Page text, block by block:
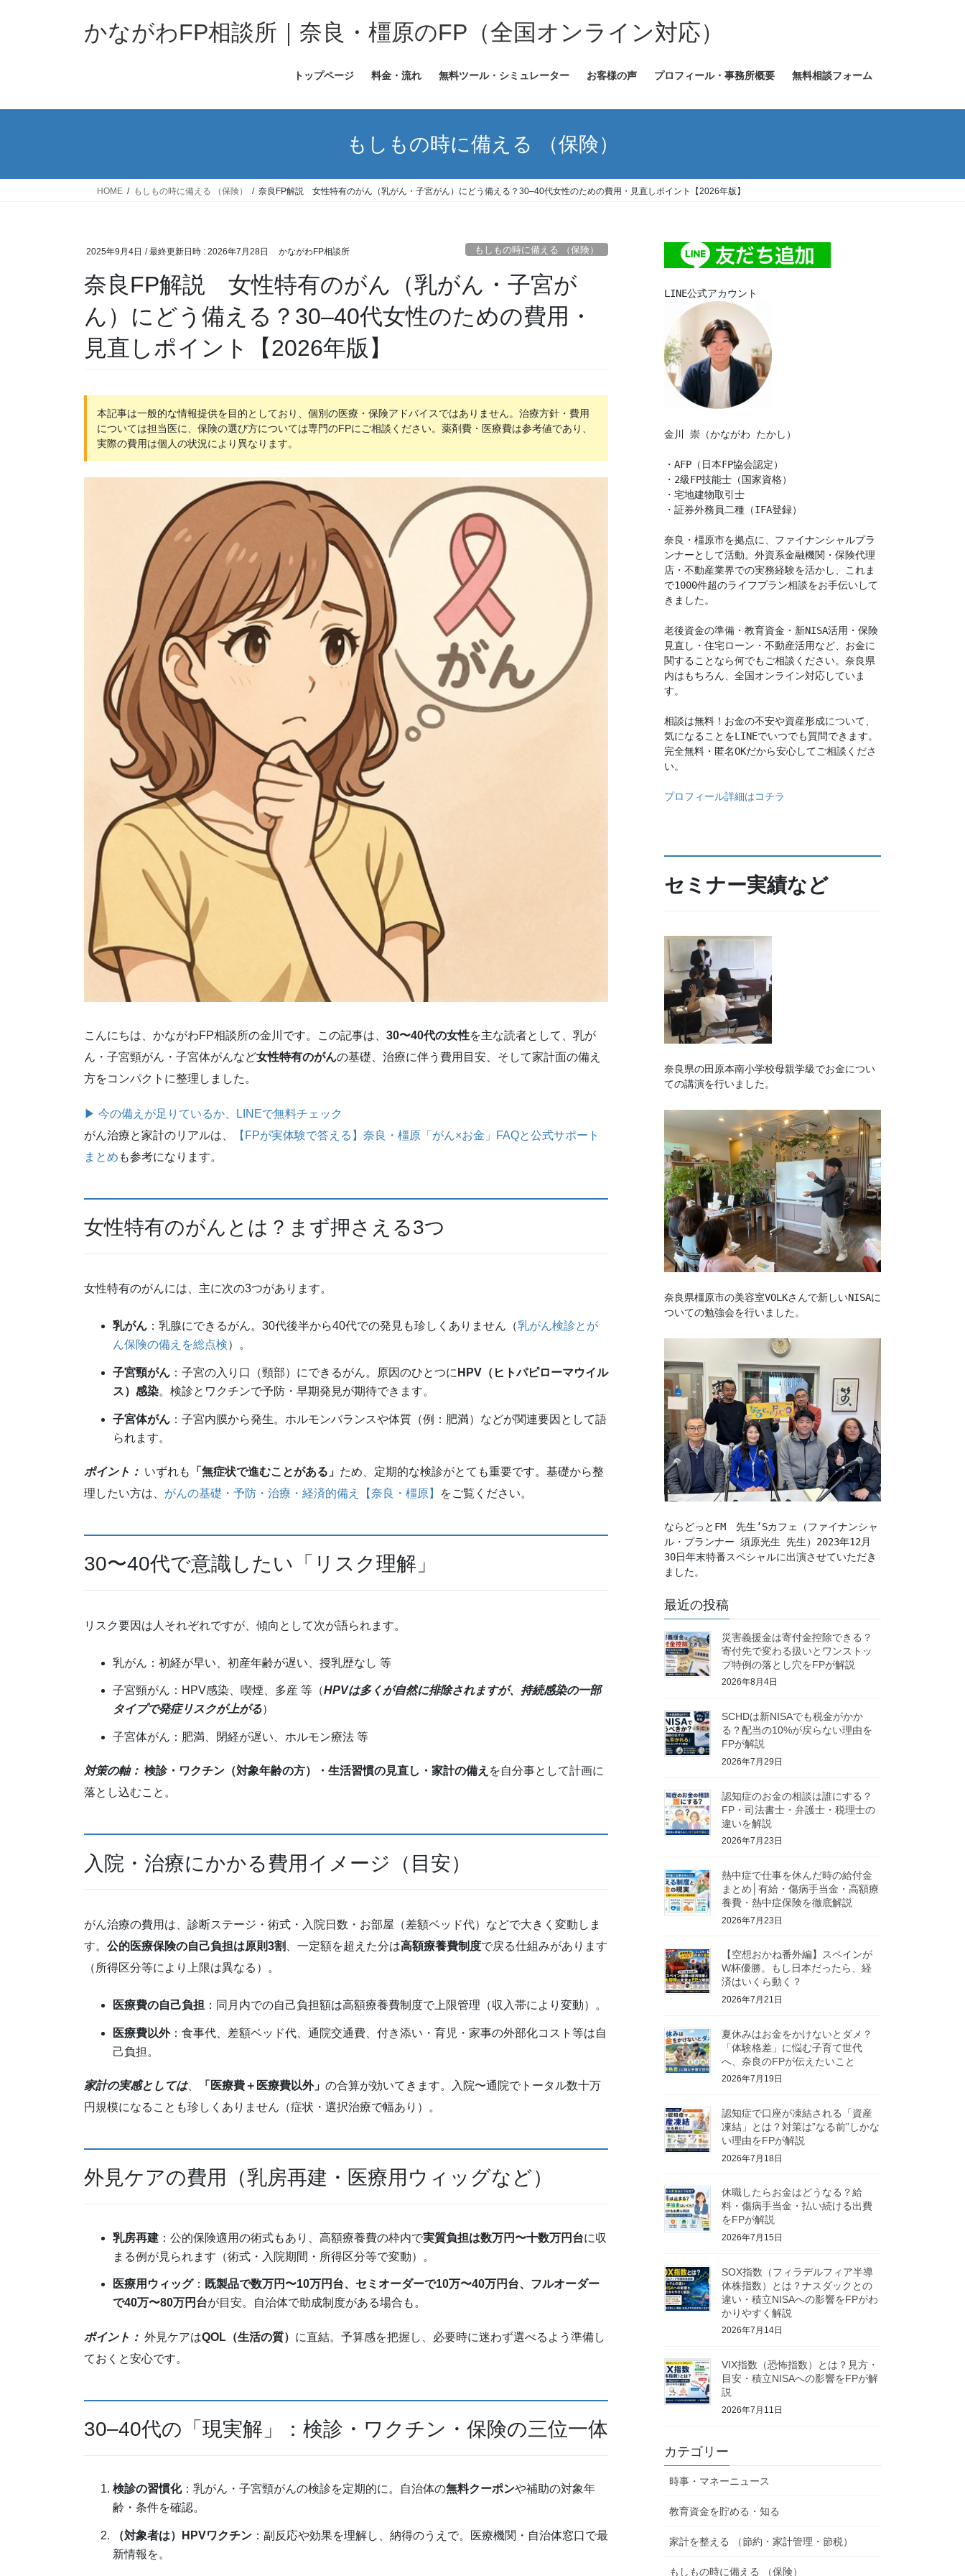
ス
ン
かながわFP相談所｜奈良・橿原のFP（全国オンライン対応）
トップページ 料金・流れ 無料ツール・シミュレーター お客様の声 プロフィール・事務所概要 無料相談フォーム
もしもの時に備える （保険）
HOME もしもの時に備える （保険） 奈良FP解説 女性特有のがん（乳がん・子宮がん）にどう備える？30–40代女性のための費用・見直しポイント【2026年版】
2025年9月4日 / 最終更新日時 : 2026年7月28日 かながわFP相談所 もしもの時に備える （保険）
奈良FP解説 女性特有のがん（乳がん・子宮が
ん）にどう備える？30–40代女性のための費用・
見直しポイント【2026年版】
本記事は一般的な情報提供を目的としており、個別の医療・保険アドバイスではありません。治療方針・費用
については担当医に、保険の選び方については専門のFPにご相談ください。薬剤費・医療費は参考値であり、
実際の費用は個人の状況により異なります。
こんにちは、かながわFP相談所の金川です。この記事は、 30〜40代の女性を主な読者として、乳が
ん・子宮頸がん・子宮体がんなど女性特有のがんの基礎、治療に伴う費用目安、そして家計面の備え
方をコンパクトに整理しました。
▶ 今の備えが足りているか、LINEで無料チェック
がん治療と家計のリアルは、
【FPが実体験で答える】奈良・橿原「がん×お金」FAQと公式サポート
まとめ も参考になります。
女性特有のがんとは？まず押さえる3つ
女性特有のがんには、主に次の3つがあります。
乳がん ：乳腺にできるがん。30代後半から40代での発見も珍しくありません（乳がん検診とが
ん保険の備えを総点検）。
子宮頸がん ：子宮の入り口（頸部）にできるがん。原因のひとつに HPV（ヒトパピローマウイル
ス）感染。検診とワクチンで予防・早期発見が期待できます。
子宮体がん ：子宮内膜から発生。ホルモンバランスや体質（例：肥満）などが関連要因として語
られます。
ポイント： いずれも 「無症状で進むことがある」 ため、定期的な検診がとても重要です。基礎から整
理したい方は、 がんの基礎・予防・治療・経済的備え【奈良・橿原】 をご覧ください。
30〜40代で意識したい「リスク理解」
リスク要因は人それぞれですが、傾向として次が語られます。
乳がん：初経が早い、初産年齢が遅い、授乳歴なし 等
子宮頸がん：HPV感染、喫煙、多産 等（HPVは多くが自然に排除されますが、持続感染の一部
タイプで発症リスクが上がる）
子宮体がん：肥満、閉経が遅い、ホルモン療法 等
対策の軸： 検診・ワクチン（対象年齢の方）・生活習慣の見直し・家計の備え を自分事として計画に
落とし込むこと。
入院・治療にかかる費用イメージ（目安）
がん治療の費用は、診断ステージ・術式・入院日数・お部屋（差額ベッド代）などで大きく変動しま
す。 公的医療保険の自己負担は原則3割 、一定額を超えた分は高額療養費制度で戻る仕組みがあります
（所得区分等により上限は異なる）。
医療費の自己負担 ：同月内での自己負担額は高額療養費制度で上限管理（収入帯により変動）。
医療費以外：食事代、差額ベッド代、通院交通費、付き添い・育児・家事の外部化コスト等は自
己負担。
家計の実感としては、 「医療費＋医療費以外」 の合算が効いてきます。入院〜通院でトータル数十万
円規模になることも珍しくありません（症状・選択治療で幅あり）。
外見ケアの費用（乳房再建・医療用ウィッグなど）
乳房再建 ：公的保険適用の術式もあり、高額療養費の枠内で実質負担は数万円〜十数万円台に収
まる例が見られます（術式・入院期間・所得区分等で変動）。
医療用ウィッグ： 既製品で数万円〜10万円台、セミオーダーで10万〜40万円台、フルオーダー
で40万〜80万円台が目安。自治体で助成制度がある場合も。
ポイント： 外見ケアはQOL（生活の質） に直結。予算感を把握し、必要時に迷わず選べるよう準備し
ておくと安心です。
30–40代の「現実解」：検診・ワクチン・保険の三位一体
検診の習慣化：乳がん・子宮頸がんの検診を定期的に。自治体の無料クーポンや補助の対象年
齢・条件を確認。
（対象者は）HPVワクチン ：副反応や効果を理解し、納得のうえで。医療機関・自治体窓口で最
新情報を。
LINE公式アカウント
金川 崇（かながわ たかし）
・AFP（日本FP協会認定）
・2級FP技能士（国家資格）
・宅地建物取引士
・証券外務員二種（IFA登録）
奈良・橿原市を拠点に、ファイナンシャルプラ
ンナーとして活動。外資系金融機関・保険代理
店・不動産業界での実務経験を活かし、これま
で1000件超のライフプラン相談をお手伝いして
きました。
老後資金の準備・教育資金・新NISA活用・保険
見直し・住宅ローン・不動産活用など、お金に
関することなら何でもご相談ください。奈良県
内はもちろん、全国オンライン対応していま
す。
相談は無料！お金の不安や資産形成について、
気になることをLINEでいつでも質問できます。
完全無料・匿名OKだから安心してご相談くださ
い。
プロフィール詳細はコチラ
セミナー実績など
奈良県の田原本南小学校母親学級でお金につい
ての講演を行いました。
奈良県橿原市の美容室VOLKさんで新しいNISAに
ついての勉強会を行いました。
ならどっとFM　先生’Sカフェ（ファイナンシャ
ル・プランナー 須原光生 先生）2023年12月
30日年末特番スペシャルに出演させていただき
ました。
最近の投稿
災害義援金は寄付金控除できる？
寄付先で変わる扱いとワンストッ
プ特例の落とし穴をFPが解説
2026年8月4日
SCHDは新NISAでも税金がかか
る？配当の10%が戻らない理由を
FPが解説
2026年7月29日
認知症のお金の相談は誰にする？
FP・司法書士・弁護士・税理士の
違いを解説
2026年7月23日
熱中症で仕事を休んだ時の給付金
まとめ│有給・傷病手当金・高額療
養費・熱中症保険を徹底解説
2026年7月23日
【空想おかね番外編】スペインが
W杯優勝。もし日本だったら、経
済はいくら動く？
2026年7月21日
夏休みはお金をかけないとダメ？
「体験格差」に悩む子育て世代
へ、奈良のFPが伝えたいこと
2026年7月19日
認知症で口座が凍結される「資産
凍結」とは？対策は”なる前”しかな
い理由をFPが解説
2026年7月18日
休職したらお金はどうなる？給
料・傷病手当金・払い続ける出費
をFPが解説
2026年7月15日
SOX指数（フィラデルフィア半導
体株指数）とは？ナスダックとの
違い・積立NISAへの影響をFPがわ
かりやすく解説
2026年7月14日
VIX指数（恐怖指数）とは？見方・
目安・積立NISAへの影響をFPが解
説
2026年7月11日
カテゴリー
時事・マネーニュース
教育資金を貯める・知る
家計を整える （節約・家計管理・節税）
もしもの時に備える （保険）